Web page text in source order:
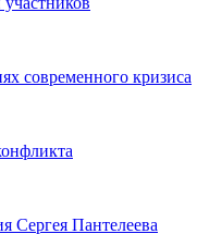
современного кризиса
Сергея Пантелеева